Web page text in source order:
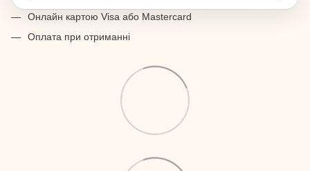
Онлайн картою Visa або Mastercard
Оплата при отриманні